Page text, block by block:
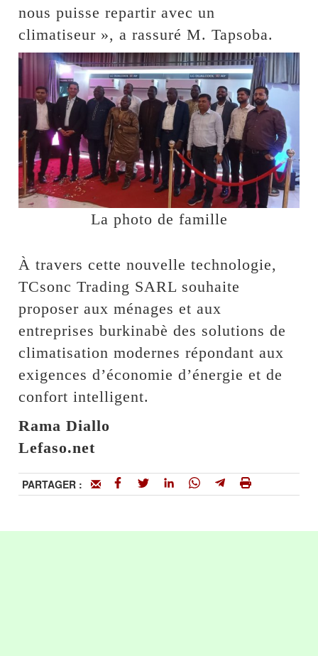
nous puisse repartir avec un
climatiseur », a rassuré M. Tapsoba.
La photo de famille
À travers cette nouvelle technologie,
TCsonc Trading SARL souhaite
proposer aux ménages et aux
entreprises burkinabè des solutions de
climatisation modernes répondant aux
exigences d’économie d’énergie et de
confort intelligent.
Rama Diallo
Lefaso.net
PARTAGER :